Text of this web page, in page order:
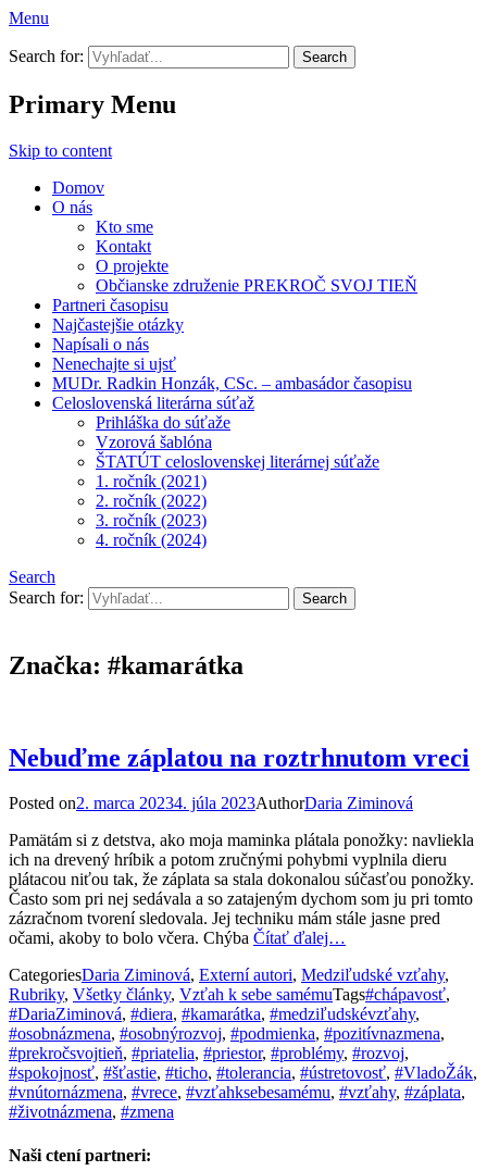
Menu
Prekroč svoj tieň
Search for:
Primary Menu
Skip to content
Domov
O nás
Kto sme
Kontakt
O projekte
Občianske združenie PREKROČ SVOJ TIEŇ
Partneri časopisu
Najčastejšie otázky
Napísali o nás
Nenechajte si ujsť
MUDr. Radkin Honzák, CSc. – ambasádor časopisu
Celoslovenská literárna súťaž
Prihláška do súťaže
Vzorová šablóna
ŠTATÚT celoslovenskej literárnej súťaže
1. ročník (2021)
2. ročník (2022)
3. ročník (2023)
4. ročník (2024)
Search
Search for:
Značka: #kamarátka
Nebuďme záplatou na roztrhnutom vreci
Posted on2. marca 20234. júla 2023AuthorDaria Ziminová
Pamätám si z detstva, ako moja maminka plátala ponožky: navliekla
ich na drevený hríbik a potom zručnými pohybmi vyplnila dieru
plátacou niťou tak, že záplata sa stala dokonalou súčasťou ponožky.
Často som pri nej sedávala a so zatajeným dychom som ju pri tomto
zázračnom tvorení sledovala. Jej techniku mám stále jasne pred
očami, akoby to bolo včera. Chýba Čítať ďalej…
CategoriesDaria Ziminová, Externí autori, Medziľudské vzťahy,
Rubriky, Všetky články, Vzťah k sebe samémuTags#chápavosť,
#DariaZiminová, #diera, #kamarátka, #medziľudskévzťahy,
#osobnázmena, #osobnýrozvoj, #podmienka, #pozitívnazmena,
#prekročsvojtieň, #priatelia, #priestor, #problémy, #rozvoj,
#spokojnosť, #šťastie, #ticho, #tolerancia, #ústretovosť, #VladoŽák,
#vnútornázmena, #vrece, #vzťahksebesamému, #vzťahy, #záplata,
#životnázmena, #zmena
Naši ctení partneri: